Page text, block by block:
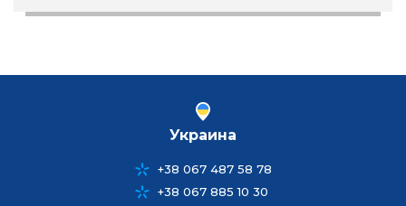
Украина
+38 067 487 58 78
+38 067 885 10 30